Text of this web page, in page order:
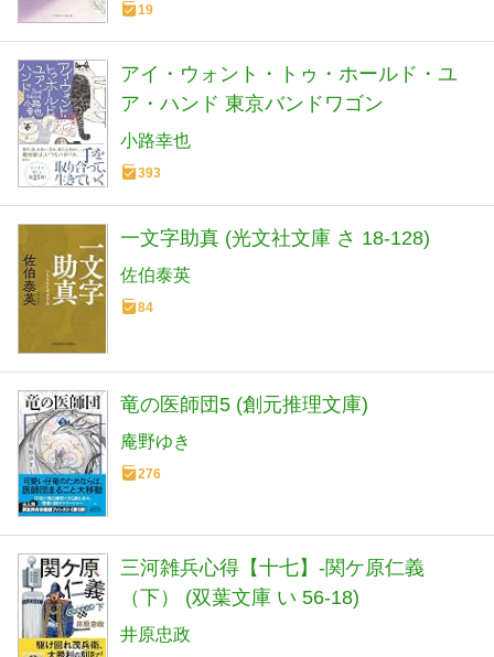
19
アイ・ウォント・トゥ・ホールド・ユ
ア・ハンド 東京バンドワゴン
小路幸也
393
一文字助真 (光文社文庫 さ 18-128)
佐伯泰英
84
竜の医師団5 (創元推理文庫)
庵野ゆき
276
三河雑兵心得【十七】-関ケ原仁義
（下） (双葉文庫 い 56-18)
井原忠政